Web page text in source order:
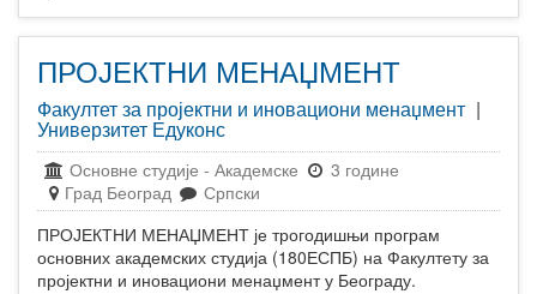
ПРОЈЕКТНИ МЕНАЏМЕНТ
Факултет за пројектни и иновациони менаџмент |
Универзитет Едуконс
Основне студије - Академске
3 године
Град Београд
Српски
ПРОЈЕКТНИ МЕНАЏМЕНТ је трогодишњи програм
основних академских студија (180ЕСПБ) на Факултету за
пројектни и иновациони менаџмент у Београду.